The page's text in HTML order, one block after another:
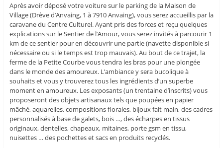
Après avoir déposé votre voiture sur le parking de la Maison de
Village (Drève d’Anvaing, 1 à 7910 Anvaing), vous serez accueillis par la
caravane du Centre Culturel. Ayant pris des forces et reçu quelques
explications sur le Sentier de l’Amour, vous serez invités à parcourir 1
km de ce sentier pour en découvrir une partie (navette disponible si
nécessaire ou si le temps est trop mauvais). Au bout de ce trajet, la
ferme de la Petite Courbe vous tendra les bras pour une plongée
dans le monde des amoureux. L’ambiance y sera bucolique à
souhaits et vous y trouverez tous les ingrédients d’un superbe
moment en amoureux. Les exposants (un trentaine d’inscrits) vous
proposeront des objets artisanaux tels que poupées en papier
mâché, aquarelles, compositions florales, bijoux fait main, des cadres
personnalisés à base de galets, bois …, des écharpes en tissus
originaux, dentelles, chapeaux, mitaines, porte gsm en tissu,
nuisettes … des pochettes et sacs en produits recyclés.